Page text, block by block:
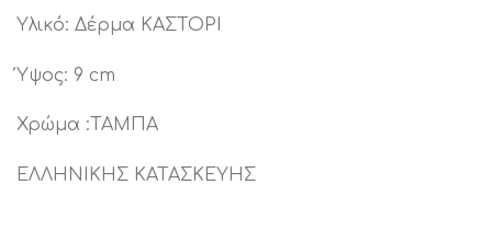
Υλικό: Δέρμα ΚΑΣΤΟΡΙ
Ύψος: 9 cm
Χρώμα :ΤΑΜΠΑ
ΕΛΛΗΝΙΚΗΣ ΚΑΤΑΣΚΕΥΗΣ